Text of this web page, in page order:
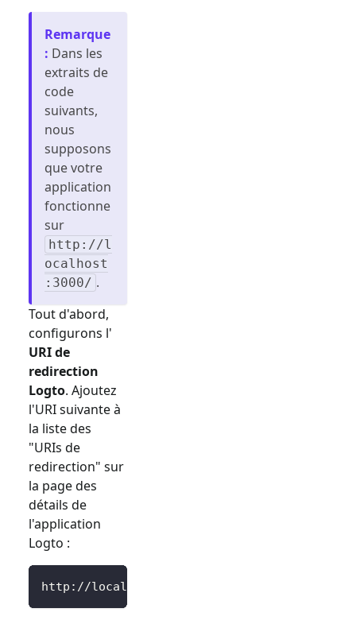
Remarque
: Dans les
extraits de
code
suivants,
nous
supposons
que votre
application
fonctionne
sur
http://l
ocalhost
:3000/ .
Tout d'abord,
configurons l'
URI de
redirection
Logto. Ajoutez
l'URI suivante à
la liste des
"URIs de
redirection" sur
la page des
détails de
l'application
Logto :
http://localhost:3000/Callback